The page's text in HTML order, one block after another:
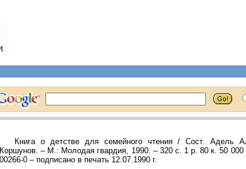
Книга о детстве для семейного чтения / Сост. Адель
Коршунов. – М.: Молодая гвардия, 1990. – 320 с. 1 р. 80 к. 50 000
00266-0 – подписано в печать 12.07.1990 г.